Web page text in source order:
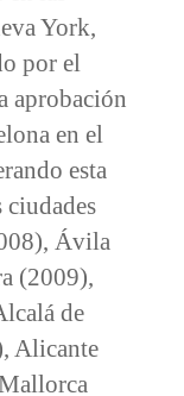
York,
por el
aprobación
en el
esta
ciudades
Ávila
(2009),
de
Alicante